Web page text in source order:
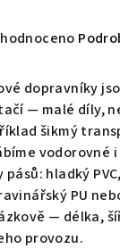
dopravníky
— malé díly,
šikmý
vodorovné
pásů: hladký
PU
— délka,
provozu.